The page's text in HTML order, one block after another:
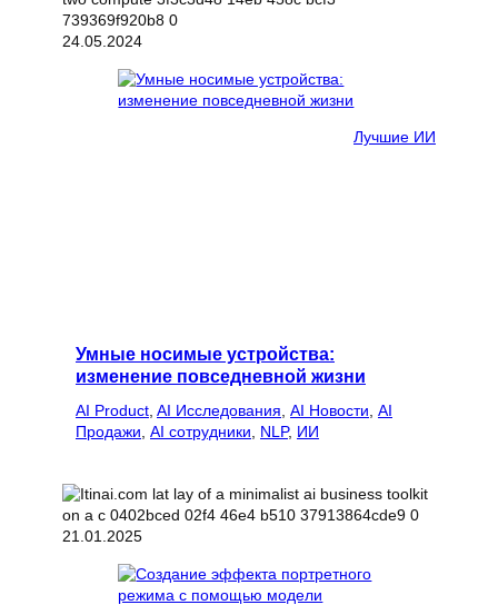
24.05.2024
Лучшие ИИ
Умные носимые устройства:
изменение повседневной жизни
AI Product, AI Исследования, AI Новости, AI
Продажи, AI сотрудники, NLP, ИИ
21.01.2025